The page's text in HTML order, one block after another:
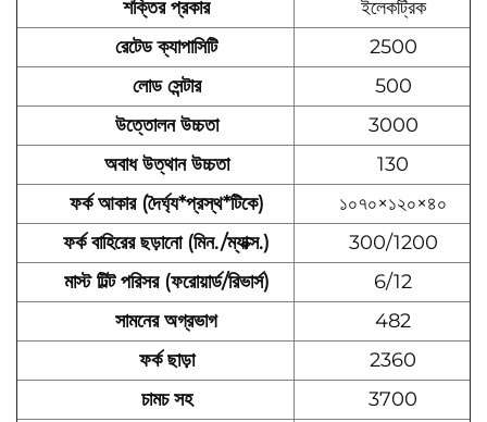
শক্তির প্রকার
ইলেকট্রিক
রেটেড ক্যাপাসিটি
2500
লোড সেন্টার
500
উত্তোলন উচ্চতা
3000
অবাধ উত্থান উচ্চতা
130
ফর্ক আকার (দৈর্ঘ্য*প্রস্থ*টিকে)
১০৭০×১২০×৪০
ফর্ক বাহিরের ছড়ানো (মিন./ম্যাক্স.)
300/1200
মাস্ট টিল্ট পরিসর (ফরোয়ার্ড/রিভার্স)
6/12
সামনের অগ্রভাগ
482
ফর্ক ছাড়া
2360
চামচ সহ
3700